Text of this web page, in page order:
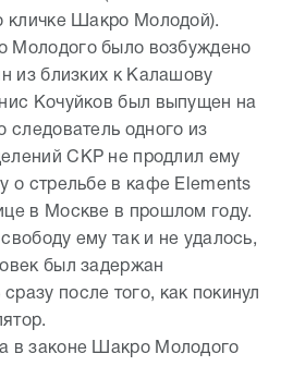
кличке Шакро Молодой).
Молодого было возбуждено
из близких к Калашову
Кочуйков был выпущен на
следователь одного из
СКР не продлил ему
о стрельбе в кафе Elements
в Москве в прошлом году.
ему так и не удалось,
был задержан
после того, как покинул
в законе Шакро Молодого